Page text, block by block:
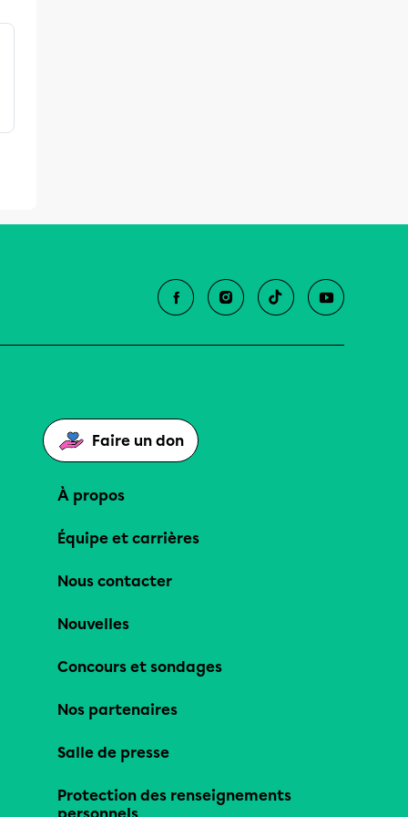
Faire un don
À propos
Équipe et carrières
Nous contacter
Nouvelles
Concours et sondages
Nos partenaires
Salle de presse
Protection des renseignements